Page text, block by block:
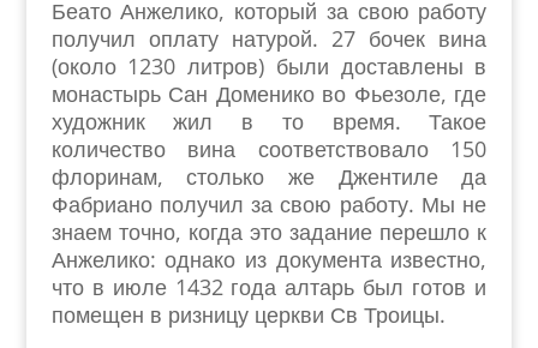
Беато Анжелико, который за свою работу
получил оплату натурой. 27 бочек вина
(около 1230 литров) были доставлены в
монастырь Сан Доменико во Фьезоле, где
художник жил в то время. Такое
количество вина соответствовало 150
флоринам, столько же Джентиле да
Фабриано получил за свою работу. Мы не
знаем точно, когда это задание перешло к
Анжелико: однако из документа известно,
что в июле 1432 года алтарь был готов и
помещен в ризницу церкви Св Троицы.